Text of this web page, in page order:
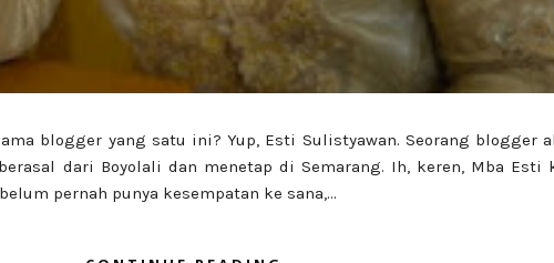
blogger yang satu ini? Yup, Esti Sulistyawan. Seorang blogger
dari Boyolali dan menetap di Semarang. Ih, keren, Mba Esti
pernah punya kesempatan ke sana,...